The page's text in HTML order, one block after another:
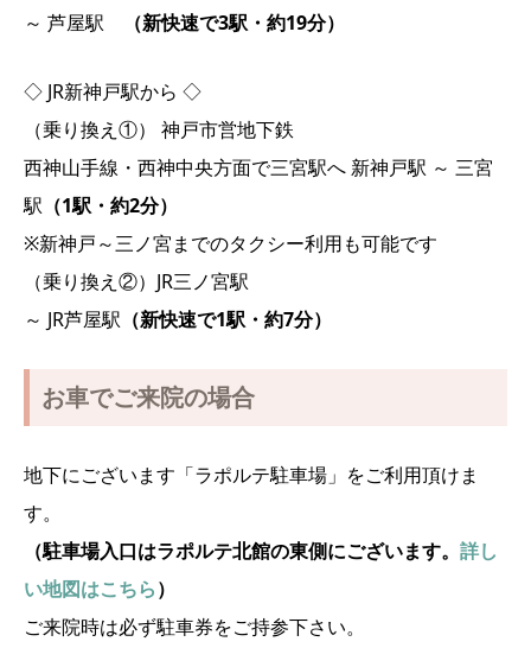
～ 芦屋駅
（新快速で3駅・約19分）
◇ JR新神戸駅から ◇
（乗り換え①） 神戸市営地下鉄
西神山手線・西神中央方面で三宮駅へ 新神戸駅 ～ 三宮
駅 （1駅・約2分）
※新神戸～三ノ宮までのタクシー利用も可能です
（乗り換え②）JR三ノ宮駅
～ JR芦屋駅 （新快速で1駅・約7分）
お車でご来院の場合
地下にございます「ラポルテ駐車場」をご利用頂けま
す。
（駐車場入口はラポルテ北館の東側にございます。 詳し
い地図はこちら）
ご来院時は必ず駐車券をご持参下さい。